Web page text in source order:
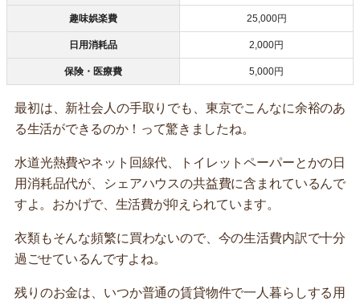
趣味娯楽費 25,000円
日用消耗品 2,000円
保険・医療費 5,000円
最初は、新社会人の手取りでも、東京でこんなに余裕のあ
る生活ができるのか！って驚きましたね。
水道光熱費やネット回線代、トイレットペーパーとかの日
用消耗品代が、シェアハウスの共益費に含まれているんで
すよ。おかげで、生活費が抑えられています。
衣類もそんな頻繁に買わないので、今の生活費内訳で十分
過ごせているんですよね。
残りのお金は、いつか普通の賃貸物件で一人暮らしする用